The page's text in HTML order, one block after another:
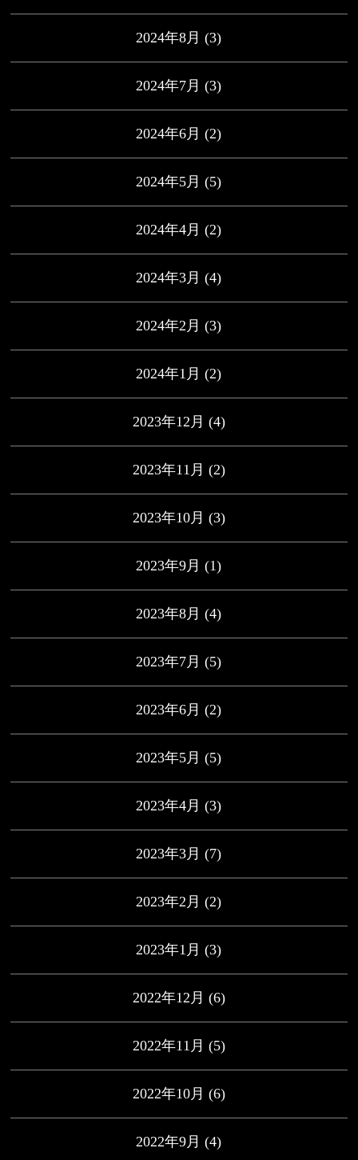
2024年8月 (3)
2024年7月 (3)
2024年6月 (2)
2024年5月 (5)
2024年4月 (2)
2024年3月 (4)
2024年2月 (3)
2024年1月 (2)
2023年12月 (4)
2023年11月 (2)
2023年10月 (3)
2023年9月 (1)
2023年8月 (4)
2023年7月 (5)
2023年6月 (2)
2023年5月 (5)
2023年4月 (3)
2023年3月 (7)
2023年2月 (2)
2023年1月 (3)
2022年12月 (6)
2022年11月 (5)
2022年10月 (6)
2022年9月 (4)